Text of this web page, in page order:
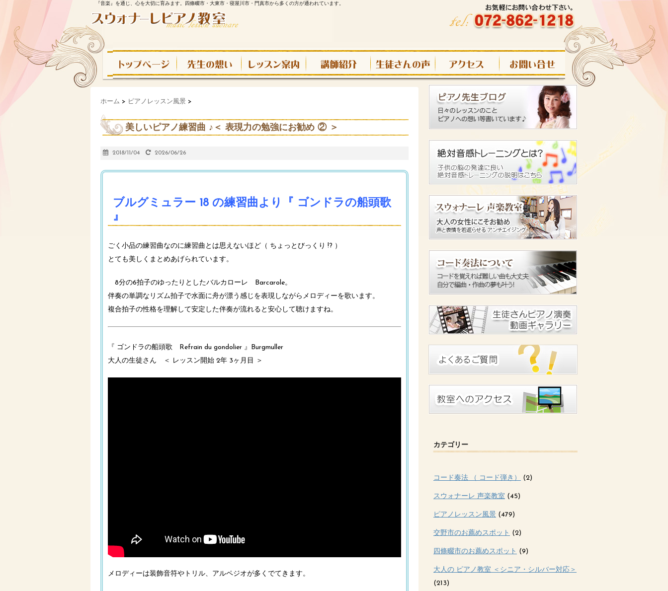
『音楽』を通じ、心を大切に育みます。四條畷市・大東市・寝屋川市・門真市から多くの方が通われています。
ホーム > ピアノレッスン風景 >
美しいピアノ練習曲 ♪＜ 表現力の勉強にお勧め ② ＞
2018/11/04 2026/06/26
ブルグミュラー 18 の練習曲より『 ゴンドラの船頭歌
』
ごく小品の練習曲なのに練習曲とは思えないほど（ ちょっとびっくり !? ）
とても美しくまとめあげられています。
8分の6拍子のゆったりとしたバルカローレ Barcarole。
伴奏の単調なリズム拍子で水面に舟が漂う感じを表現しながらメロディーを歌います。
複合拍子の性格を理解して安定した伴奏が流れると安心して聴けますね。
『 ゴンドラの船頭歌 Refrain du gondolier 』Burgmuller
大人の生徒さん ＜ レッスン開始 2年 3ヶ月目 ＞
メロディーは装飾音符やトリル、アルペジオが多くでてきます。
カテゴリー
コード奏法 （ コード弾き） (2)
スウォナーレ 声楽教室 (45)
ピアノレッスン風景 (479)
交野市のお薦めスポット (2)
四條畷市のお薦めスポット (9)
大人の ピアノ教室 ＜シニア・シルバー対応＞
(213)